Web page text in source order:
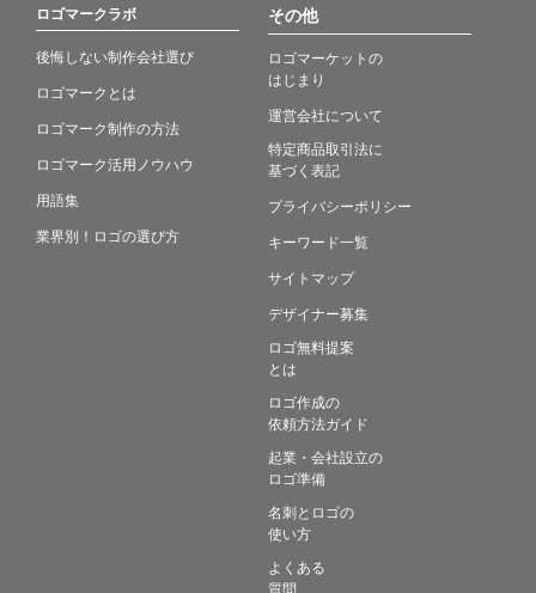
ロゴマークラボ
後悔しない制作会社選び
ロゴマークとは
ロゴマーク制作の方法
ロゴマーク活用ノウハウ
用語集
業界別！ロゴの選び方
その他
ロゴマーケットの
はじまり
運営会社について
特定商品取引法に
基づく表記
プライバシーポリシー
キーワード一覧
サイトマップ
デザイナー募集
ロゴ無料提案
とは
ロゴ作成の
依頼方法ガイド
起業・会社設立の
ロゴ準備
名刺とロゴの
使い方
よくある
質問